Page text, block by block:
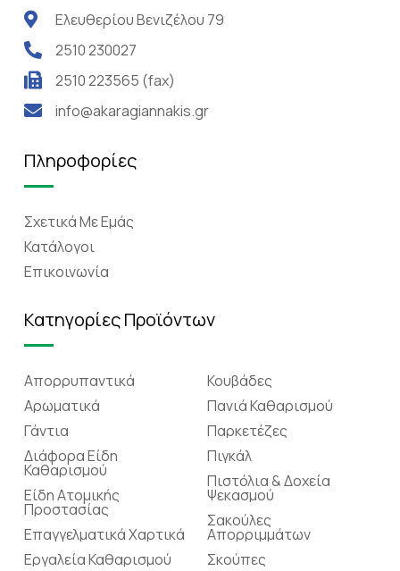
Ελευθερίου Βενιζέλου 79
2510 230027
2510 223565 (fax)
info@akaragiannakis.gr
Πληροφορίες
Σχετικά Mε Eμάς
Κατάλογοι
Επικοινωνία
Κατηγορίες Προϊόντων
Απορρυπαντικά
Αρωματικά
Γάντια
Διάφορα Είδη
Καθαρισμού
Είδη Ατομικής
Προστασίας
Επαγγελματικά Χαρτικά
Εργαλεία Καθαρισμού
Κουβάδες
Πανιά Καθαρισμού
Παρκετέζες
Πιγκάλ
Πιστόλια & Δοχεία
Ψεκασμού
Σακούλες
Απορριμμάτων
Σκούπες